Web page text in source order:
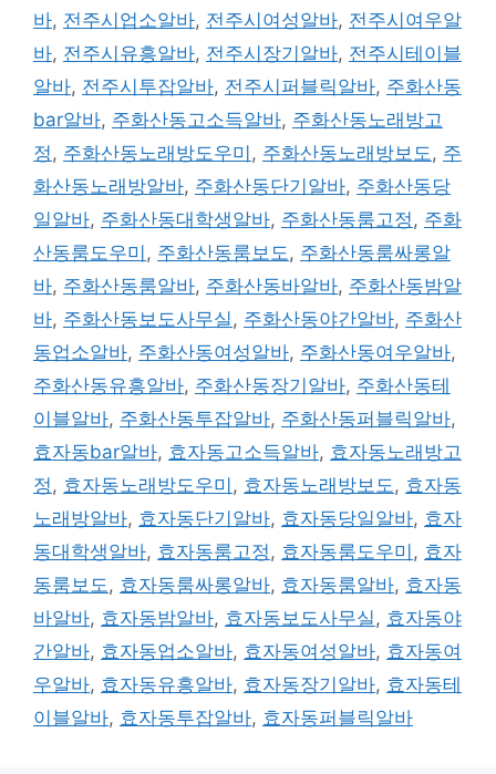
바, 전주시업소알바, 전주시여성알바, 전주시여우알
바, 전주시유흥알바, 전주시장기알바, 전주시테이블
알바, 전주시투잡알바, 전주시퍼블릭알바, 주화산동
bar알바, 주화산동고소득알바, 주화산동노래방고
정, 주화산동노래방도우미 , 주화산동노래방보도, 주
화산동노래방알바, 주화산동단기알바, 주화산동당
일알바, 주화산동대학생알바, 주화산동룸고정, 주화
산동룸도우미 , 주화산동룸보도, 주화산동룸싸롱알
바, 주화산동룸알바, 주화산동바알바, 주화산동밤알
바, 주화산동보도사무실, 주화산동야간알바, 주화산
동업소알바, 주화산동여성알바, 주화산동여우알바,
주화산동유흥알바, 주화산동장기알바, 주화산동테
이블알바, 주화산동투잡알바, 주화산동퍼블릭알바,
효자동bar알바, 효자동고소득알바, 효자동노래방고
정, 효자동노래방도우미 , 효자동노래방보도, 효자동
노래방알바, 효자동단기알바, 효자동당일알바, 효자
동대학생알바, 효자동룸고정, 효자동룸도우미 , 효자
동룸보도, 효자동룸싸롱알바, 효자동룸알바, 효자동
바알바, 효자동밤알바, 효자동보도사무실, 효자동야
간알바, 효자동업소알바, 효자동여성알바, 효자동여
우알바, 효자동유흥알바, 효자동장기알바, 효자동테
이블알바, 효자동투잡알바, 효자동퍼블릭알바